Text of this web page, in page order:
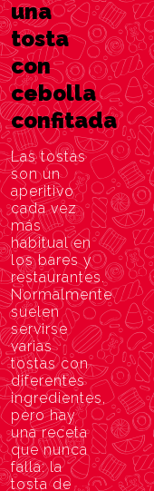
una
tosta
con
cebolla
confitada
Las tostas
son un
aperitivo
cada vez
más
habitual en
los bares y
restaurantes.
Normalmente
suelen
servirse
varias
tostas con
diferentes
ingredientes,
pero hay
una receta
que nunca
falla: la
tosta de